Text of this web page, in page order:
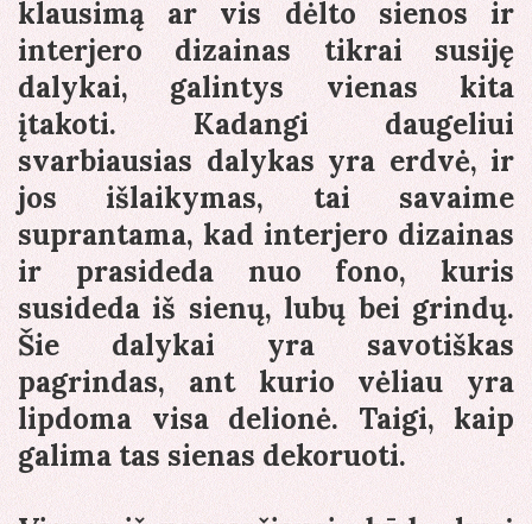
klausimą ar vis dėlto sienos ir
interjero dizainas tikrai susiję
dalykai, galintys vienas kita
įtakoti. Kadangi daugeliui
svarbiausias dalykas yra erdvė, ir
jos išlaikymas, tai savaime
suprantama, kad interjero dizainas
ir prasideda nuo fono, kuris
susideda iš sienų, lubų bei grindų.
Šie dalykai yra savotiškas
pagrindas, ant kurio vėliau yra
lipdoma visa delionė. Taigi, kaip
galima tas sienas dekoruoti.